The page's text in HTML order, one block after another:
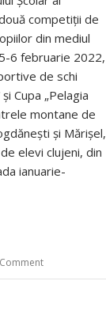
competiții de
din mediul
6 februarie 2022,
de schi
Cupa „Pelagia
montane de
și Mărișel,
elevi clujeni, din
ianuarie-